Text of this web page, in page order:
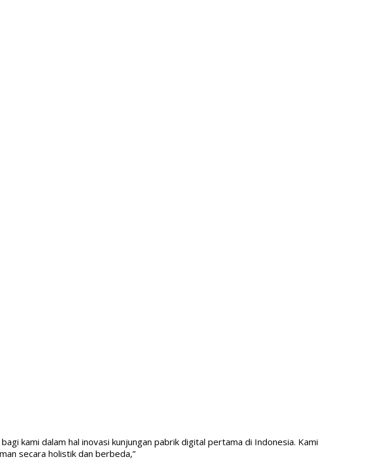
kami dalam hal inovasi kunjungan pabrik digital pertama di Indonesia. Kami
secara holistik dan berbeda,”